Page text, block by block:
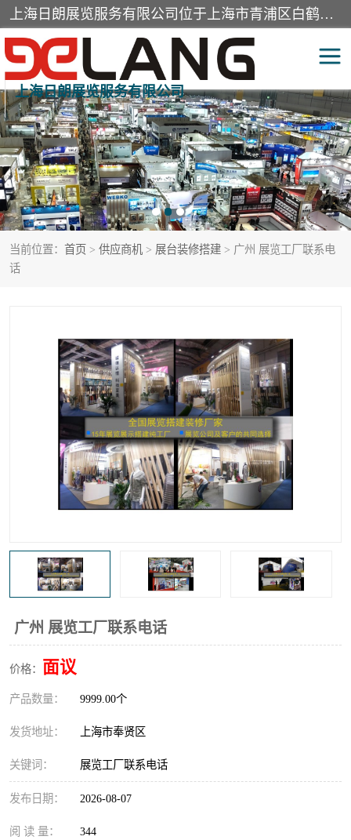
上海日朗展览服务有限公司位于上海市青浦区白鹤镇，营业范围有展览展示会务服务，室内装饰设计及施工，展示道具设计制作，舞台设计，图文设计，灯箱制作，园林绿化工程，广告装潢材料，建筑材料，办公用品，工艺礼品日用百货销售。
上海日朗展览服务有限公司
当前位置： 首页 > 供应商机 > 展台装修搭建 > 广州 展览工厂联系电
话
广州 展览工厂联系电话
价格： 面议
产品数量： 9999.00个
发货地址： 上海市奉贤区
关键词： 展览工厂联系电话
发布日期： 2026-08-07
阅 读 量： 344
展台装修搭建 活动会议执行
展厅装修 专柜制作
展会装修设计 展会搭建
活动策划 展会服务